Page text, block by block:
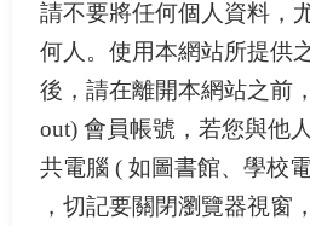
請不要將任何個人資料，
何人。使用本網站所提供
後，請在離開本網站之前
out) 會員帳號，若您與他
共電腦 ( 如圖書館、學校
，切記要關閉瀏覽器視窗